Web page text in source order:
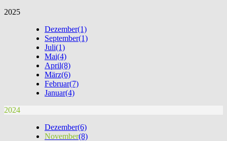
2025
Dezember(1)
September(1)
Juli(1)
Mai(4)
April(8)
März(6)
Februar(7)
Januar(4)
2024
Dezember(6)
November(8)